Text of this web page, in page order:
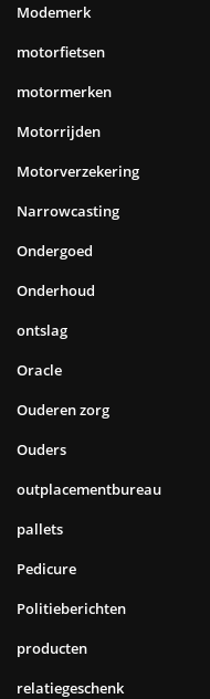
Modemerk
motorfietsen
motormerken
Motorrijden
Motorverzekering
Narrowcasting
Ondergoed
Onderhoud
ontslag
Oracle
Ouderen zorg
Ouders
outplacementbureau
pallets
Pedicure
Politieberichten
producten
relatiegeschenk